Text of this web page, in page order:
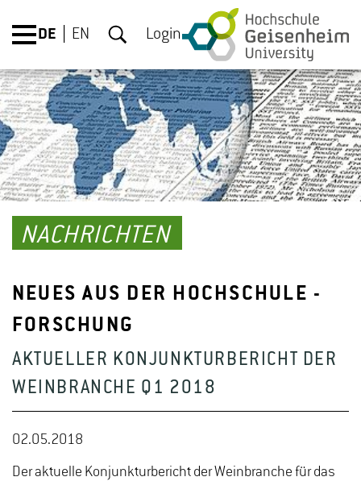
DE EN Login
NACHRICHTEN
NEUES AUS DER HOCHSCHULE -
FORSCHUNG
AKTUELLER KONJUNKTURBERICHT DER
WEINBRANCHE Q1 2018
02.05.2018
Der aktuelle Konjunkturbericht der Weinbranche für das